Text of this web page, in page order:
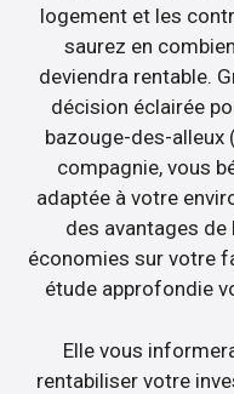
logement et les
saurez en
deviendra rentable.
décision éclairée
bazouge-des-alleux
compagnie, vous
adaptée à votre
des avantages de
économies sur votre
étude approfondie
Elle vous
rentabiliser votre